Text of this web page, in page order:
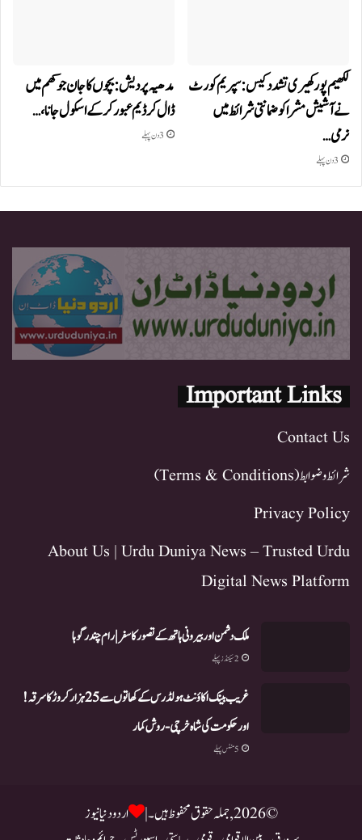
لکھیم پور کھیری تشدد کیس: سپریم کورٹ
نے آشیش مشرا کو ضمانتی شرائط میں
نرمی…
3 دن پہلے
مدھیہ پردیش: بچوں کا جان جوکھم میں
ڈال کر ڈیم عبور کر کے اسکول جانا،…
3 دن پہلے
Important Links
Contact Us
شرائط و ضوابط (Terms & Conditions)
Privacy Policy
About Us | Urdu Duniya News – Trusted Urdu
Digital News Platform
ملک دشمن اور بیرونی ہاتھ کے تصور کا سفر | رام چندر گوہا
2 سیکنڈز پہلے
غریب بینک اکاؤنٹ ہولڈرس کے کھاتوں سے 25 ہزار کروڑ کا سرقہ!
اور حکومت کی شاہ خرچی-روش کمار
5 منٹس پہلے
© 2026, جملہ حقوق محفوظ ہیں۔ | اردو دنیا نیوز